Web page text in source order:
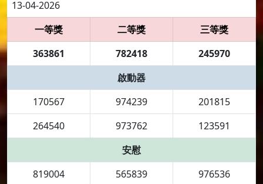
13-04-2026
一等獎
二等獎
三等獎
363861
782418
245970
啟動器
170567
974239
201815
264540
973762
123591
安慰
819004
565839
976536